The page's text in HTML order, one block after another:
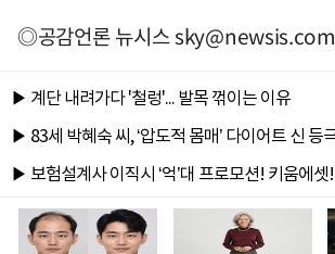
◎공감언론 뉴시스sky@newsis.com